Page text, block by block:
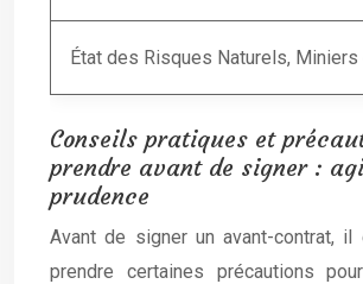
État des Risques Naturels,
Conseils pratiques et
prendre avant de signer :
prudence
Avant de signer un avant-contrat,
prendre certaines précautions